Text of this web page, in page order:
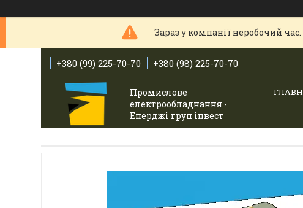
Зараз у компанії неробочий
+380 (99) 225-70-70 +380 (98) 225-70-70
Промислове
електрообладнання -
Енерджі груп інвест